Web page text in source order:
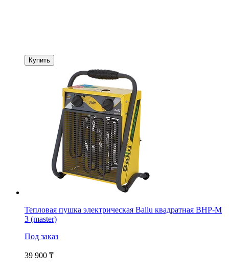
Купить
Тепловая пушка электрическая Ballu квадратная BHP-M
3 (master)
Под заказ
39 900 ₸